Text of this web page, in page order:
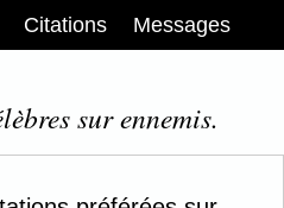
Citations Messages
sur ennemis.